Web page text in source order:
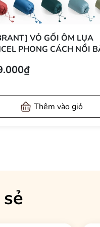
VỎ GỐI ÔM LỤA
PHONG CÁCH NỔI
Thêm vào giỏ